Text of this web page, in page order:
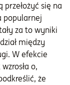
przełożyć się na
popularnej
za to wyniki
między
W efekcie
o,
że